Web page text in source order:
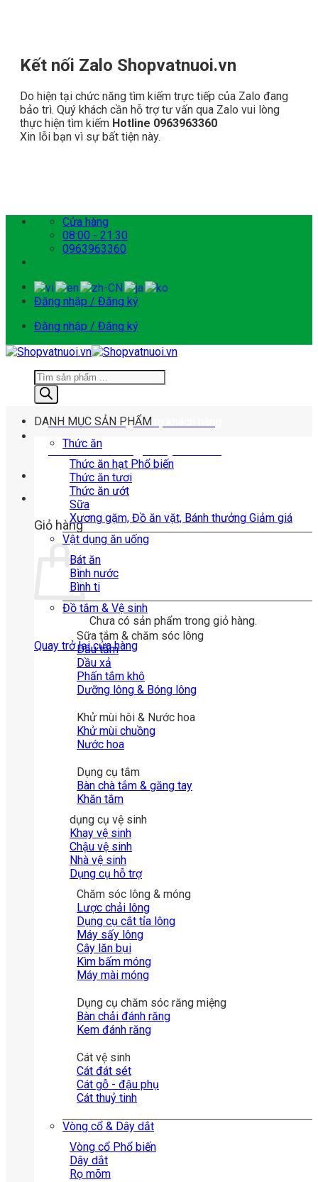
Kết nối Zalo Shopvatnuoi.vn
Do hiện tại chức năng tìm kiếm trực tiếp của Zalo đang
bảo trì. Quý khách cần hỗ trợ tư vấn qua Zalo vui lòng
thực hiện tìm kiếm Hotline 0963963360
Xin lỗi bạn vì sự bất tiện này.
qua
Cửa hàng
08:00 - 21:30
0963963360
Đăng nhập / Đăng ký
Đăng nhập / Đăng ký
Tìm
kiếm
sản
phẩmTư vấn mua hàng
0963.963.360
Hỗ trợ khách hàng
Giỏ hàng
Chưa có sản phẩm trong giỏ hàng.
Quay trở lại cửa hàng
DANH MỤC SẢN PHẨM
Thức ăn
Thức ăn hạt
Thức ăn tươi
Thức ăn ướt
Sữa
Xương gặm, Đồ ăn vặt, Bánh thưởng
Vật dụng ăn uống
Bát ăn
Bình nước
Bình ti
Đồ tắm & Vệ sinh
Sữa tắm & chăm sóc lông
Dầu tắm
Dầu xả
Phấn tắm khô
Dưỡng lông & Bóng lông
Khử mùi hôi & Nước hoa
Khử mùi chuồng
Nước hoa
Dụng cụ tắm
Bàn chà tắm & găng tay
Khăn tắm
dụng cụ vệ sinh
Khay vệ sinh
Chậu vệ sinh
Nhà vệ sinh
Dụng cụ hỗ trợ
Chăm sóc lông & móng
Lược chải lông
Dụng cụ cắt tỉa lông
Máy sấy lông
Cây lăn bụi
Kìm bấm móng
Máy mài móng
Dụng cụ chăm sóc răng miệng
Bàn chải đánh răng
Kem đánh răng
Cát vệ sinh
Cát đát sét
Cát gỗ - đậu phụ
Cát thuỷ tinh
Vòng cổ & Dây dắt
Vòng cổ
Dây dắt
Rọ mõm